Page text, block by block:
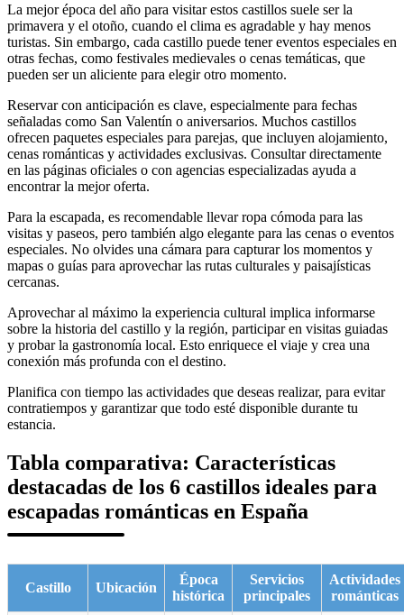
La mejor época del año para visitar estos castillos suele ser la
primavera y el otoño, cuando el clima es agradable y hay menos
turistas. Sin embargo, cada castillo puede tener eventos especiales en
otras fechas, como festivales medievales o cenas temáticas, que
pueden ser un aliciente para elegir otro momento.
Reservar con anticipación es clave, especialmente para fechas
señaladas como San Valentín o aniversarios. Muchos castillos
ofrecen paquetes especiales para parejas, que incluyen alojamiento,
cenas románticas y actividades exclusivas. Consultar directamente
en las páginas oficiales o con agencias especializadas ayuda a
encontrar la mejor oferta.
Para la escapada, es recomendable llevar ropa cómoda para las
visitas y paseos, pero también algo elegante para las cenas o eventos
especiales. No olvides una cámara para capturar los momentos y
mapas o guías para aprovechar las rutas culturales y paisajísticas
cercanas.
Aprovechar al máximo la experiencia cultural implica informarse
sobre la historia del castillo y la región, participar en visitas guiadas
y probar la gastronomía local. Esto enriquece el viaje y crea una
conexión más profunda con el destino.
Planifica con tiempo las actividades que deseas realizar, para evitar
contratiempos y garantizar que todo esté disponible durante tu
estancia.
Tabla comparativa: Características
destacadas de los 6 castillos ideales para
escapadas románticas en España
Castillo Ubicación
Época
histórica
Servicios
principales
Actividades
románticas